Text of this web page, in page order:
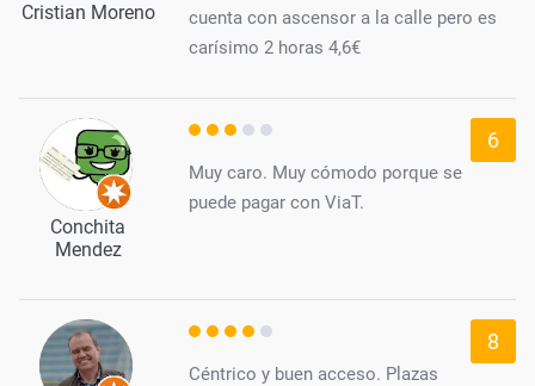
Cristian Moreno
cuenta con ascensor a la calle pero es
carísimo 2 horas 4,6€
Conchita
Mendez
6
Muy caro. Muy cómodo porque se
puede pagar con ViaT.
8
Céntrico y buen acceso. Plazas